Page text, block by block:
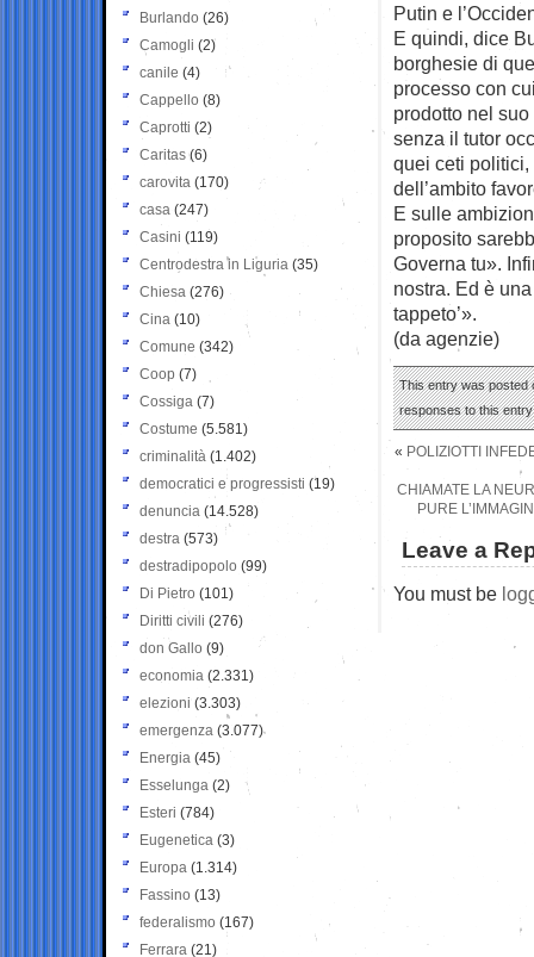
Putin e
E quindi, dice
borghesie di
processo con
prodotto nel
senza il tutor
quei ceti
dell’ambito
E sulle
proposito
Governa tu».
nostra. Ed è
tappeto’».
(da agenzie)
This entry was posted
responses to this
« POLIZIOTTI
CHIAMATE LA
PURE
Leave a
You must be
Burlando (26)
Camogli (2)
canile (4)
Cappello (8)
Caprotti (2)
Caritas (6)
carovita (170)
casa (247)
Casini (119)
Centrodestra in Liguria (35)
Chiesa (276)
Cina (10)
Comune (342)
Coop (7)
Cossiga (7)
Costume (5.581)
criminalità (1.402)
democratici e progressisti (19)
denuncia (14.528)
destra (573)
destradipopolo (99)
Di Pietro (101)
Diritti civili (276)
don Gallo (9)
economia (2.331)
elezioni (3.303)
emergenza (3.077)
Energia (45)
Esselunga (2)
Esteri (784)
Eugenetica (3)
Europa (1.314)
Fassino (13)
federalismo (167)
Ferrara (21)